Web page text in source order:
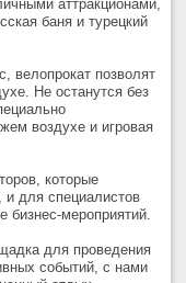
аттракционами,
баня и турецкий
велопрокат позволят
Не останутся без
воздухе и игровая
которые
и для специалистов
бизнес-мероприятий.
для проведения
событий, с нами